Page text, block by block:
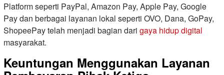
Platform seperti PayPal, Amazon Pay, Apple Pay, Google
Pay dan berbagai layanan lokal seperti OVO, Dana, GoPay,
ShopeePay telah menjadi bagian dari gaya hidup digital
masyarakat.
Keuntungan Menggunakan Layanan